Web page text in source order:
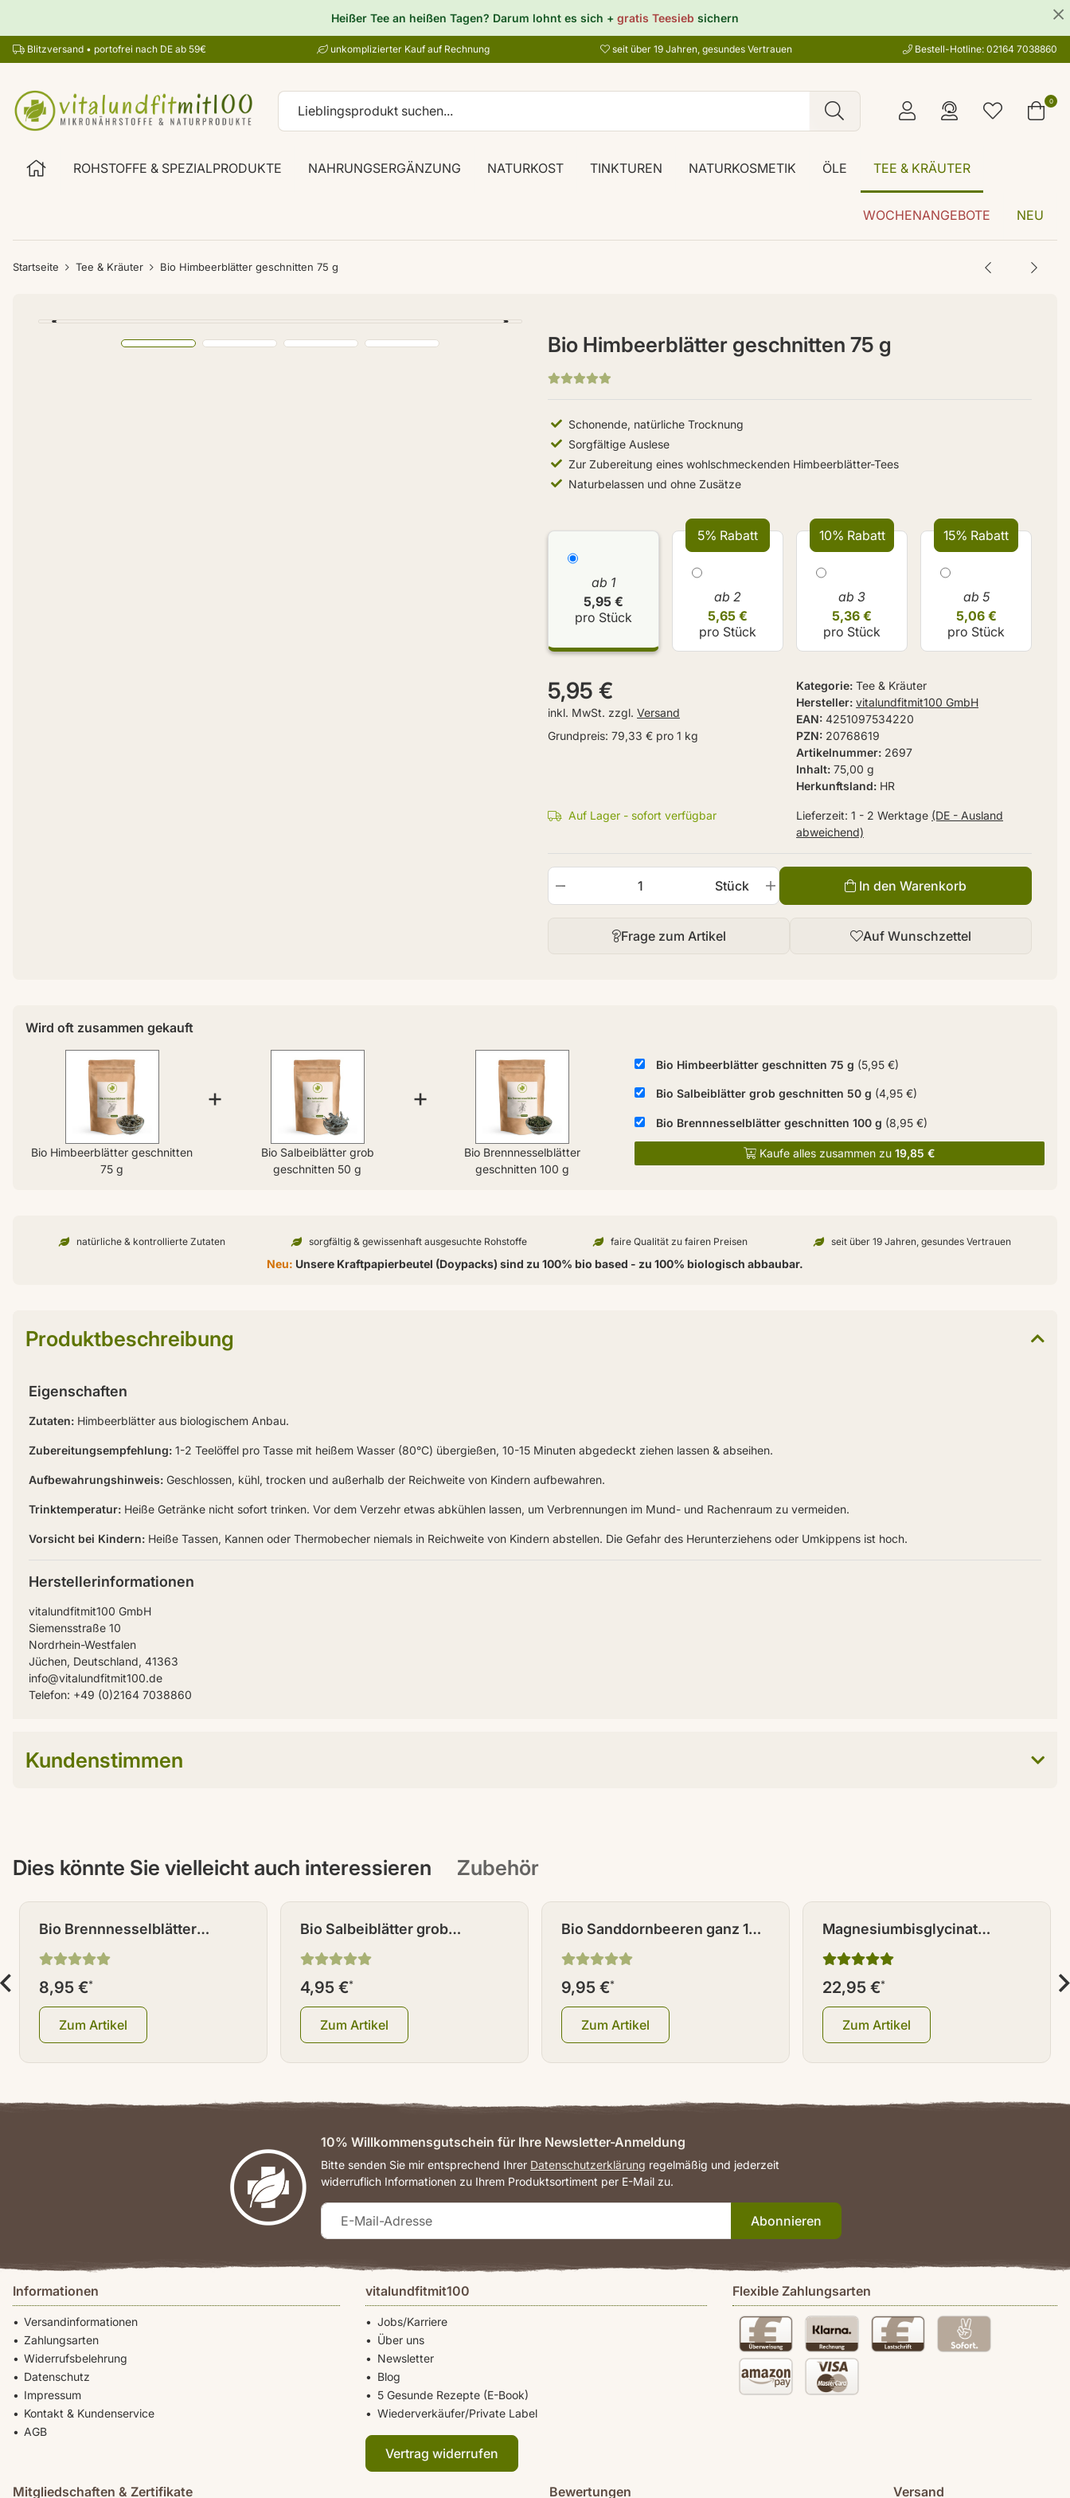
Heißer Tee an heißen Tagen? Darum lohnt es sich + gratis Teesieb sichern
Blitzversand • portofrei nach DE ab 59€ unkomplizierter Kauf auf Rechnung seit über 19 Jahren, gesundes Vertrauen Bestell-Hotline: 02164 7038860
ROHSTOFFE & SPEZIALPRODUKTE NAHRUNGSERGÄNZUNG NATURKOST TINKTUREN NATURKOSMETIK ÖLE TEE & KRÄUTER
WOCHENANGEBOTE NEU
0
Startseite Tee & Kräuter Bio Himbeerblätter geschnitten 75 g
Bio Himbeerblätter geschnitten 75 g
Inhalt 75,00 g
Hersteller vitalundfitmit100 GmbH
Artikelnummer 2697
PZN 20768619
EAN 4251097534220
Herkunftsland HR
Kategorie Tee & Kräuter
Schonende, natürliche Trocknung
Sorgfältige Auslese
Zur Zubereitung eines wohlschmeckenden Himbeerblätter-Tees
Naturbelassen und ohne Zusätze
5,95 €
inkl. MwSt. zzgl. Versand
Grundpreis: 79,33 € pro 1 kg
Frage zum Artikel Auf Wunschzettel
Stück In den Warenkorb
Auf Lager - sofort verfügbar Lieferzeit: 1 - 2 Werktage (DE - Ausland
abweichend)
ab 1
5,95 €
pro Stück
5% Rabatt
ab 2
5,65 €
pro Stück
10% Rabatt
ab 3
5,36 €
pro Stück
15% Rabatt
ab 5
5,06 €
pro Stück
Wird oft zusammen gekauft
Bio Himbeerblätter geschnitten
75 g
+
Bio Salbeiblätter grob
geschnitten 50 g
+
Bio Brennnesselblätter
geschnitten 100 g
Bio Himbeerblätter geschnitten 75 g (5,95 €)
Bio Salbeiblätter grob geschnitten 50 g (4,95 €)
Bio Brennnesselblätter geschnitten 100 g (8,95 €)
Kaufe alles zusammen zu19,85 €
natürliche & kontrollierte Zutaten sorgfältig & gewissenhaft ausgesuchte Rohstoffe faire Qualität zu fairen Preisen seit über 19 Jahren, gesundes Vertrauen
Neu: Unsere Kraftpapierbeutel (Doypacks) sind zu 100% bio based - zu 100% biologisch abbaubar.
Produktbeschreibung
Eigenschaften
Zutaten: Himbeerblätter aus biologischem Anbau.
Zubereitungsempfehlung: 1-2 Teelöffel pro Tasse mit heißem Wasser (80°C) übergießen, 10-15 Minuten abgedeckt ziehen lassen & abseihen.
Aufbewahrungshinweis: Geschlossen, kühl, trocken und außerhalb der Reichweite von Kindern aufbewahren.
Trinktemperatur: Heiße Getränke nicht sofort trinken. Vor dem Verzehr etwas abkühlen lassen, um Verbrennungen im Mund- und Rachenraum zu vermeiden.
Vorsicht bei Kindern: Heiße Tassen, Kannen oder Thermobecher niemals in Reichweite von Kindern abstellen. Die Gefahr des Herunterziehens oder Umkippens ist hoch.
Herstellerinformationen
vitalundfitmit100 GmbH
Siemensstraße 10
Nordrhein-Westfalen
Jüchen, Deutschland, 41363
info@vitalundfitmit100.de
Telefon: +49 (0)2164 7038860
Kundenstimmen
Dies könnte Sie vielleicht auch interessieren Zubehör
Bio Brennnesselblätter
geschnitten 100 g
8,95 €*
Zum Artikel
Bio Salbeiblätter grob
geschnitten 50 g
4,95 €*
Zum Artikel
Bio Sanddornbeeren ganz 100
g
9,95 €*
Zum Artikel
Magnesiumbisglycinat
Kapseln 180 Stk.
22,95 €*
Zum Artikel
Informationen
Versandinformationen
Zahlungsarten
Widerrufsbelehrung
Datenschutz
Impressum
Kontakt & Kundenservice
AGB
vitalundfitmit100
Jobs/Karriere
Über uns
Newsletter
Blog
5 Gesunde Rezepte (E-Book)
Wiederverkäufer/Private Label
Vertrag widerrufen
Flexible Zahlungsarten
Mitgliedschaften & Zertifikate Bewertungen Versand
10% Willkommensgutschein für Ihre Newsletter-Anmeldung
Bitte senden Sie mir entsprechend Ihrer Datenschutzerklärung regelmäßig und jederzeit
widerruflich Informationen zu Ihrem Produktsortiment per E-Mail zu.
Abonnieren